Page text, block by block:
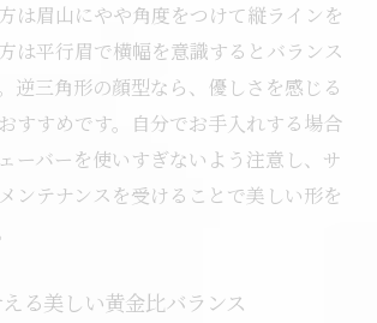
は眉山にやや角度をつけて縦ラインを
は平行眉で横幅を意識するとバランス
逆三角形の顔型なら、優しさを感じる
すすめです。自分でお手入れする場合
ーバーを使いすぎないよう注意し、サ
ンテナンスを受けることで美しい形を
る美しい黄金比バランス